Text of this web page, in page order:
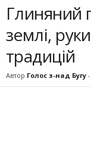
Глиняний
землі,
традицій
Автор Голос з-над Бугу -